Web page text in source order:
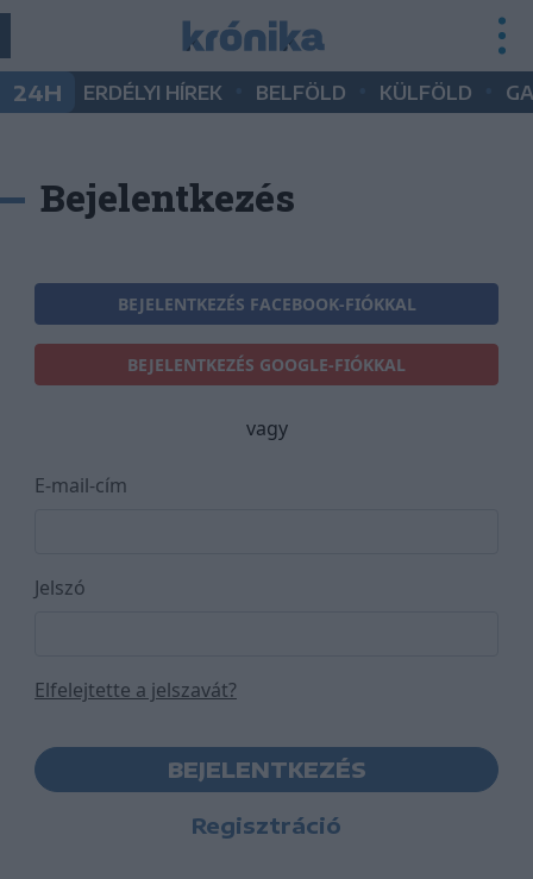
24H ERDÉLYI HÍREK BELFÖLD KÜLFÖLD
Bejelentkezés
BEJELENTKEZÉS FACEBOOK-FIÓKKAL
BEJELENTKEZÉS GOOGLE-FIÓKKAL
vagy
E-mail-cím
Jelszó
Elfelejtette a jelszavát?
BEJELENTKEZÉS
Regisztráció